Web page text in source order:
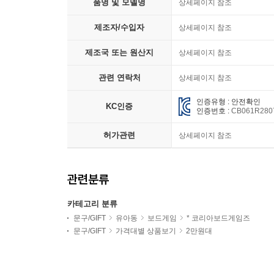
품명 및 모델명 상세페이지 참조
제조자/수입자 상세페이지 참조
제조국 또는 원산지 상세페이지 참조
관련 연락처 상세페이지 참조
KC인증
인증유형 : 안전확인
인증번호 :
허가관련 상세페이지 참조
관련분류
카테고리 분류
문구/GIFT 유아동 보드게임
* 코리아보드게임즈
문구/GIFT
가격대별 상품보기 2만원대